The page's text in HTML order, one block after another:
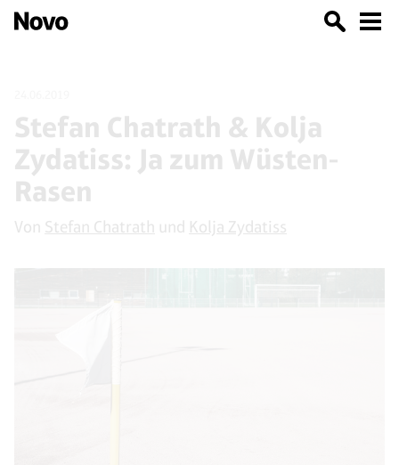
Stefan Chatrath & Kolja
Zydatiss: Ja zum Wüsten-
Rasen
Von Stefan Chatrath und Kolja Zydatiss